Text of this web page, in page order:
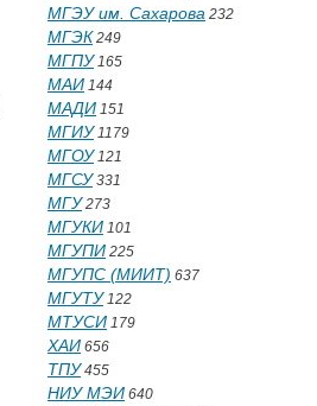
МГЭУ им. Сахарова 232
МГЭК 249
МГПУ165
МАИ 144
МАДИ 151
МГИУ1179
МГОУ121
МГСУ331
МГУ273
МГУКИ 101
МГУПИ 225
МГУПС (МИИТ) 637
МГУТУ122
МТУСИ 179
ХАИ 656
ТПУ455
НИУ МЭИ 640